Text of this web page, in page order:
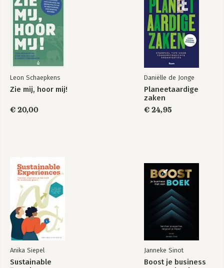
Leon Schaepkens
Zie mij, hoor mij!
€ 20,00
Daniëlle de Jonge
Planeetaardige
zaken
€ 24,95
Anika Siepel
Sustainable
Janneke Sinot
Boost je business